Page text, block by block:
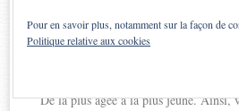
en premier
De la plus âgée à la plus jeune. Ainsi,
Pour en savoir plus, notamment sur la façon de
Politique relative aux cookies